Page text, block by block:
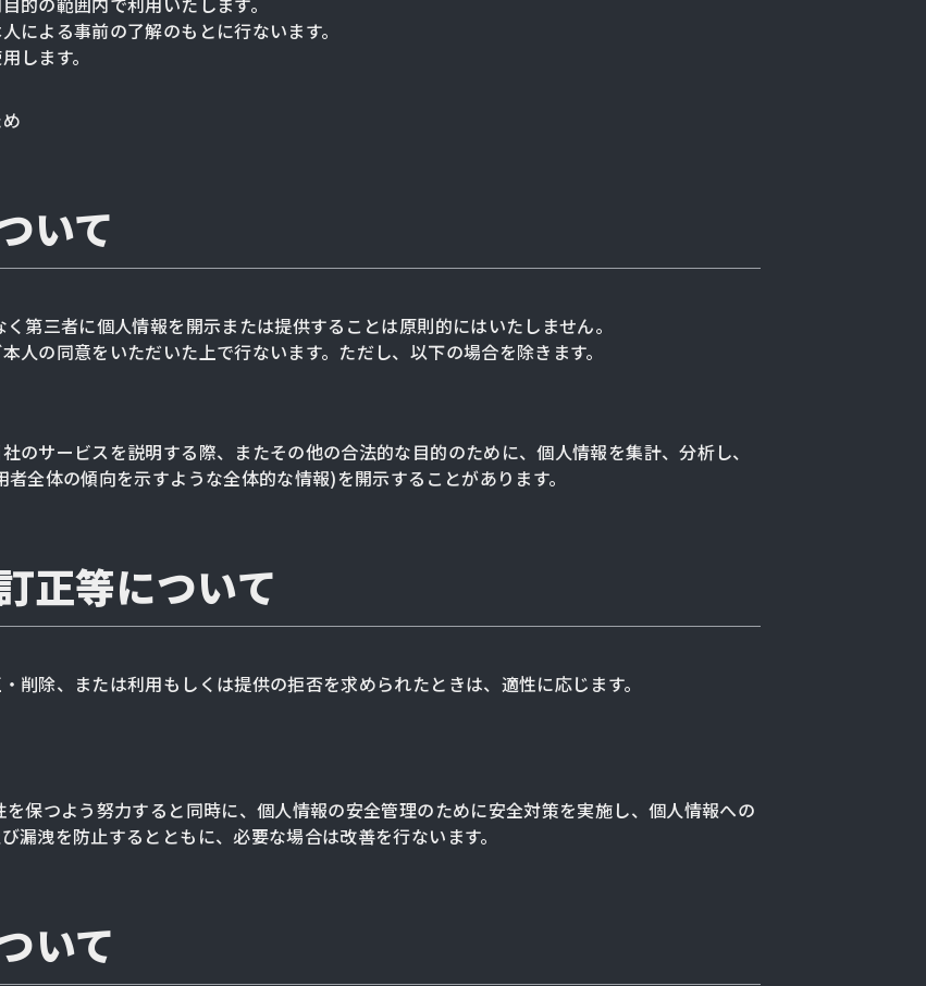
による事前の了解のもとに行ないます。
します。
いて
第三者に個人情報を開示または提供することは原則的にはいたしません。
人の同意をいただいた上で行ないます。ただし、以下の場合を除きます。
のサービスを説明する際、またその他の合法的な目的のために、個人情報を集計、分析し、
全体の傾向を示すような全体的な情報)を開示することがあります。
正等について
削除、または利用もしくは提供の拒否を求められたときは、適性に応じます。
保つよう努力すると同時に、個人情報の安全管理のために安全対策を実施し、個人情報への
漏洩を防止するとともに、必要な場合は改善を行ないます。
いて